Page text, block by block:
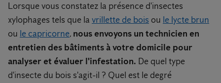
Lorsque vous constatez la présence d'insectes
xylophages tels que la vrillette de bois ou le lycte brun
ou le capricorne, nous envoyons un technicien en
entretien des bâtiments à votre domicile pour
analyser et évaluer l'infestation. De quel type
d'insecte du bois s'agit-il ? Quel est le degré